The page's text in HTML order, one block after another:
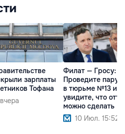
зарплаты
Тофана
вчера
Филат — Гросу:
Проведите пару
в тюрьме №13 и
увидите, что
можно сделать
10 Июл. 15:52